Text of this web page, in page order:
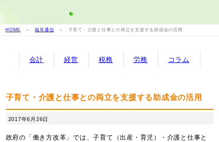
HOME ＞福耳通信 ＞ 子育て・介護と仕事との両立を支援する助成金の活用
会計 経営 税務 労務 コラム
子育て・介護と仕事との両立を支援する助成金の活用
2017年6月26日
政府の「働き方改革」では、子育て（出産・育児）・介護と仕事と